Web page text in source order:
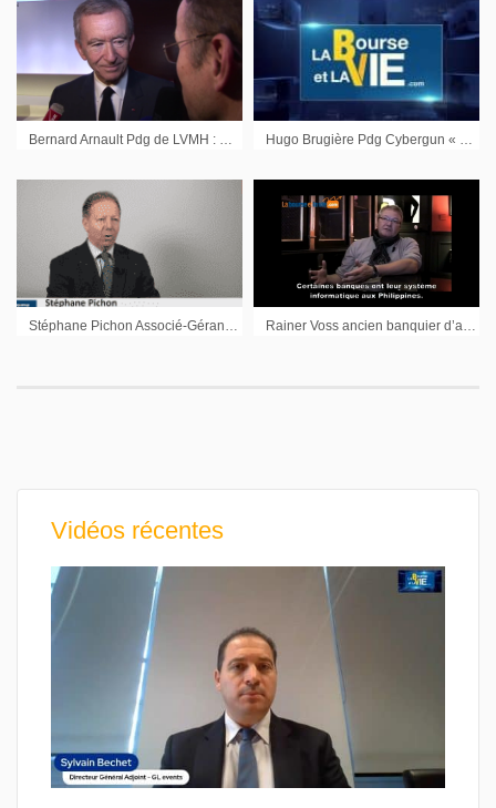
Bernard Arnault Pdg de LVMH : « Je suis confiant à moyen terme sur l’évolution de la Chine » Hugo Brugière Pdg Cybergun « une situation financière saine, une croissance retrouvée, une profitabilité également retrouvée. »
Vidéos récentes